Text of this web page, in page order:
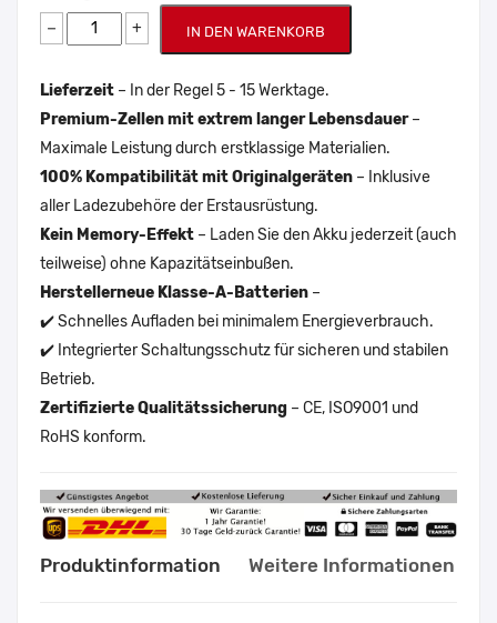
− + IN DEN WARENKORB
Lieferzeit – In der Regel 5 - 15 Werktage.
Premium-Zellen mit extrem langer Lebensdauer–
Maximale Leistung durch erstklassige Materialien.
100% Kompatibilität mit Originalgeräten – Inklusive
aller Ladezubehöre der Erstausrüstung.
Kein Memory-Effekt – Laden Sie den Akku jederzeit (auch
teilweise) ohne Kapazitätseinbußen.
Herstellerneue Klasse-A-Batterien –
✔️ Schnelles Aufladen bei minimalem Energieverbrauch.
✔️ Integrierter Schaltungsschutz für sicheren und stabilen
Betrieb.
Zertifizierte Qualitätssicherung – CE, ISO9001 und
RoHS konform.
Produktinformation Weitere Informationen